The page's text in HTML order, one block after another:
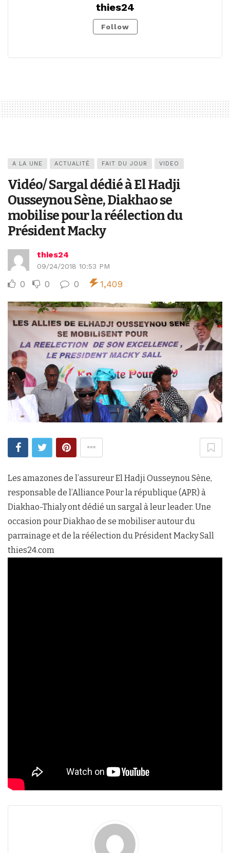
thies24
Follow
A LA UNE ACTUALITÉ FAIT DU JOUR VIDEO
Vidéo/ Sargal dédié à El Hadji
Ousseynou Sène, Diakhao se
mobilise pour la réélection du
Président Macky
thies24
09/24/2018 10:53 PM
0 0 0 1,409
Les amazones de l’assureur El Hadji Ousseynou Sène,
responsable de l’Alliance Pour la république (APR) à
Diakhao-Thialy ont dédié un sargal à leur leader. Une
occasion pour Diakhao de se mobiliser autour du
parrainage et de la réélection du Président Macky Sall
thies24.com